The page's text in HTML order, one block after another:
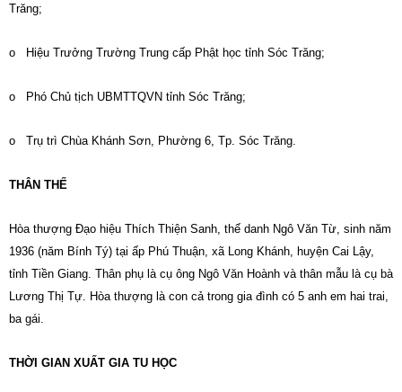
Trăng;
o Hiệu Trưởng Trường Trung cấp Phật học tỉnh Sóc Trăng;
o Phó Chủ tịch UBMTTQVN tỉnh Sóc Trăng;
o Trụ trì Chùa Khánh Sơn, Phường 6, Tp. Sóc Trăng.
THÂN THẾ
Hòa thượng Đạo hiệu Thích Thiện Sanh, thế danh Ngô Văn Từ, sinh năm
1936 (năm Bính Tý) tại ấp Phú Thuận, xã Long Khánh, huyện Cai Lậy,
tỉnh Tiền Giang. Thân phụ là cụ ông Ngô Văn Hoành và thân mẫu là cụ bà
Lương Thị Tự. Hòa thượng là con cả trong gia đình có 5 anh em hai trai,
ba gái.
THỜI GIAN XUẤT GIA TU HỌC